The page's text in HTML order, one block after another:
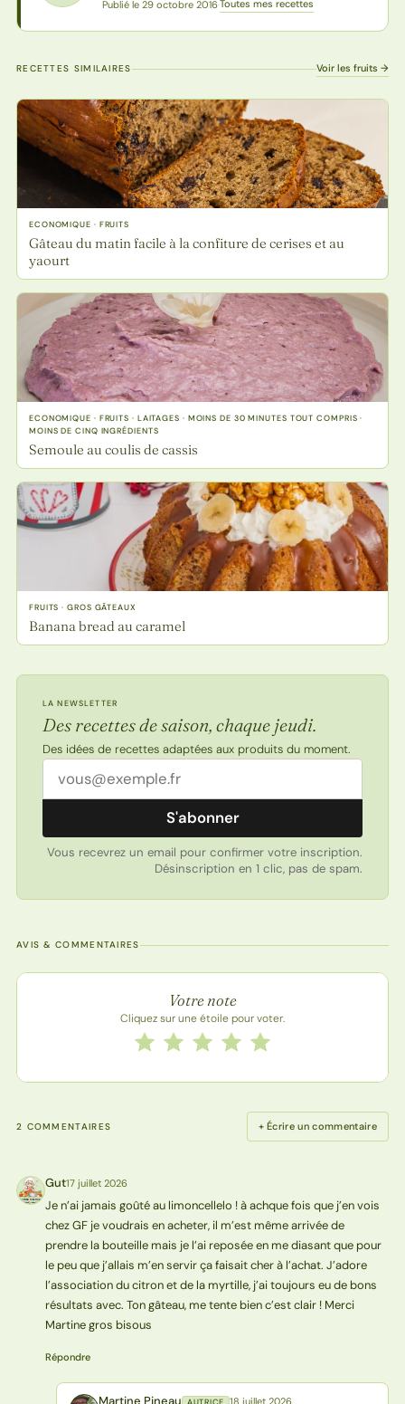
Publié le 29 octobre 2016·Toutes mes recettes
RECETTES SIMILAIRES Voir les fruits →
ECONOMIQUE · FRUITS
Gâteau du matin facile à la confiture de cerises et au
yaourt
ECONOMIQUE · FRUITS · LAITAGES · MOINS DE 30 MINUTES TOUT COMPRIS ·
MOINS DE CINQ INGRÉDIENTS
Semoule au coulis de cassis
FRUITS · GROS GÂTEAUX
Banana bread au caramel
LA NEWSLETTER
Des recettes de saison, chaque jeudi.
Des idées de recettes adaptées aux produits du moment.
Adresse email
S'abonner
Vous recevrez un email pour confirmer votre inscription.
Désinscription en 1 clic, pas de spam.
AVIS & COMMENTAIRES
Note de la recette
Votre note
Cliquez sur une étoile pour voter.
Notez cette recette de 1 à 5 étoiles
5 étoiles
4 étoiles
3 étoiles
2 étoiles
1 étoile
2 COMMENTAIRES + Écrire un commentaire
G Gut17 juillet 2026
Je n’ai jamais goûté au limoncellelo ! à achque fois que j’en vois
chez GF je voudrais en acheter, il m’est même arrivée de
prendre la bouteille mais je l’ai reposée en me diasant que pour
le peu que j’allais m’en servir ça faisait cher à l’achat. J’adore
l’association du citron et de la myrtille, j’ai toujours eu de bons
résultats avec. Ton gâteau, me tente bien c’est clair ! Merci
Martine gros bisous
Répondre